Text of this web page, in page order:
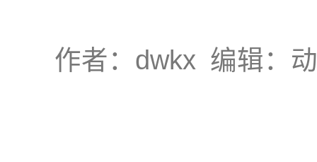
作者：dwkx 编辑：